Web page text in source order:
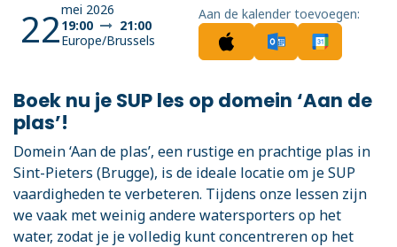
22mei 2026
19:00
21:00
Europe/Brussels
Aan de kalender toevoegen:
Boek nu je SUP les op domein ‘Aan de
plas’!
Domein ‘Aan de plas’, een rustige en prachtige plas in
Sint-Pieters (Brugge), is de ideale locatie om je SUP
vaardigheden te verbeteren. Tijdens onze lessen zijn
we vaak met weinig andere watersporters op het
water, zodat je je volledig kunt concentreren op het